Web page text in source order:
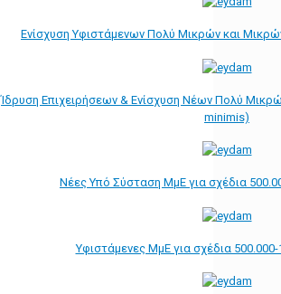
Ενίσχυση Υφιστάμενων Πολύ Μικρών και
Ίδρυση Επιχειρήσεων & Ενίσχυση Νέων Πολύ
minimis)
Νέες Υπό Σύσταση ΜμΕ για σχέδια
Υφιστάμενες ΜμΕ για σχέδια